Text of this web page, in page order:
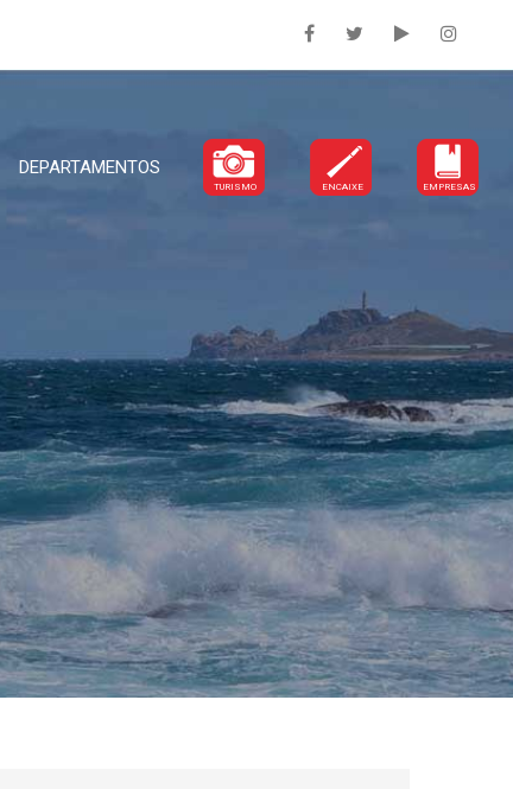
DEPARTAMENTOS
TURISMO ENCAIXE EMPRESAS